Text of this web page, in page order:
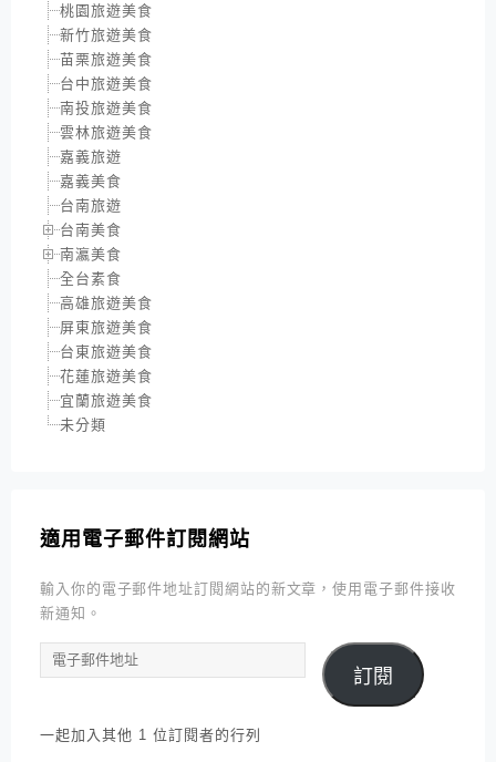
桃園旅遊美食
新竹旅遊美食
苗栗旅遊美食
台中旅遊美食
南投旅遊美食
雲林旅遊美食
嘉義旅遊
嘉義美食
台南旅遊
台南美食
南瀛美食
全台素食
高雄旅遊美食
屏東旅遊美食
台東旅遊美食
花蓮旅遊美食
宜蘭旅遊美食
未分類
適用電子郵件訂閱網站
輸入你的電子郵件地址訂閱網站的新文章，使用電子郵件接收
新通知。
電
子
件
訂閱
一起加入其他 1 位訂閱者的行列